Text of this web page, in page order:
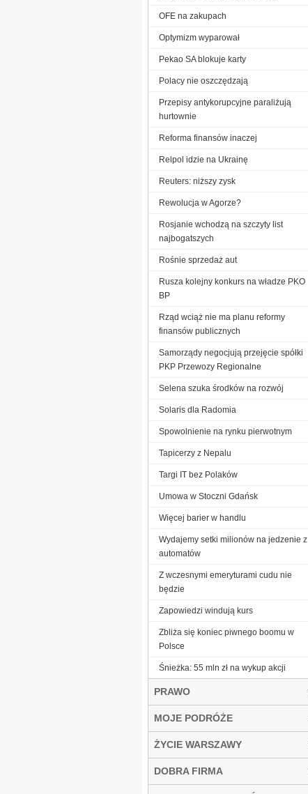
OFE na zakupach
Optymizm wyparował
Pekao SA blokuje karty
Polacy nie oszczędzają
Przepisy antykorupcyjne paraliżują
hurtownie
Reforma finansów inaczej
Relpol idzie na Ukrainę
Reuters: niższy zysk
Rewolucja w Agorze?
Rosjanie wchodzą na szczyty list
najbogatszych
Rośnie sprzedaż aut
Rusza kolejny konkurs na władze PKO
BP
Rząd wciąż nie ma planu reformy
finansów publicznych
Samorządy negocjują przejęcie spółki
PKP Przewozy Regionalne
Selena szuka środków na rozwój
Solaris dla Radomia
Spowolnienie na rynku pierwotnym
Tapicerzy z Nepalu
Targi IT bez Polaków
Umowa w Stoczni Gdańsk
Więcej barier w handlu
Wydajemy setki milionów na jedzenie z
automatów
Z wczesnymi emeryturami cudu nie
będzie
Zapowiedzi windują kurs
Zbliża się koniec piwnego boomu w
Polsce
Śnieżka: 55 mln zł na wykup akcji
PRAWO
MOJE PODRÓŻE
ŻYCIE WARSZAWY
DOBRA FIRMA